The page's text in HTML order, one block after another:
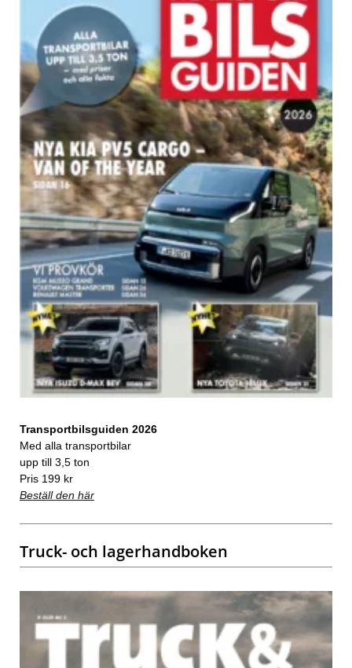
Transportbilsguiden 2026
Med alla transportbilar
upp till 3,5 ton
Pris 199 kr
Beställ den här
Truck- och lagerhandboken